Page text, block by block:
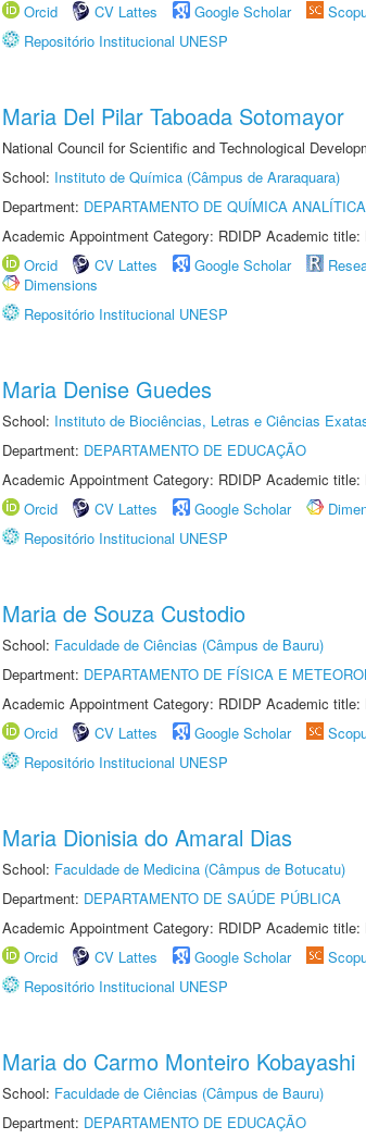
Orcid
CV Lattes Google Scholar
Repositório Institucional UNESP
Maria Del Pilar Taboada Sotomayor
National Council for Scientific and Technological
School: Instituto de Química (Câmpus de Araraquara)
Department: DEPARTAMENTO DE QUÍMICA
Academic Appointment Category: RDIDP Academic title:
Orcid
CV Lattes Google Scholar
Dimensions
Repositório Institucional UNESP
Maria Denise Guedes
School: Instituto de Biociências, Letras e Ciências
Department: DEPARTAMENTO DE EDUCAÇÃO
Academic Appointment Category: RDIDP Academic title:
Orcid
CV Lattes Google Scholar
Repositório Institucional UNESP
Maria de Souza Custodio
School: Faculdade de Ciências (Câmpus de Bauru)
Department: DEPARTAMENTO DE FÍSICA E
Academic Appointment Category: RDIDP Academic title:
Orcid
CV Lattes Google Scholar
Repositório Institucional UNESP
Maria Dionisia do Amaral Dias
School: Faculdade de Medicina (Câmpus de Botucatu)
Department: DEPARTAMENTO DE SAÚDE PÚBLICA
Academic Appointment Category: RDIDP Academic title:
Orcid
CV Lattes Google Scholar
Repositório Institucional UNESP
Maria do Carmo Monteiro Kobayashi
School: Faculdade de Ciências (Câmpus de Bauru)
Department: DEPARTAMENTO DE EDUCAÇÃO